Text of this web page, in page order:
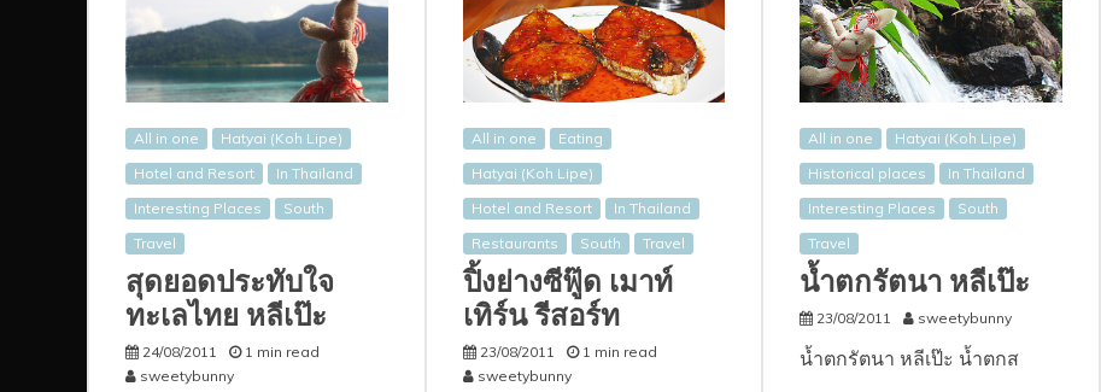
All in one
Hatyai (Koh Lipe)
Hotel and Resort
In Thailand
Interesting Places
South
Travel
สุดยอดประทับใจ
ทะเลไทย หลีเป๊ะ
24/08/2011
1 min read
sweetybunny
All in one
Eating
Hatyai (Koh Lipe)
Hotel and Resort
In Thailand
Restaurants
South Travel
ปิ้งย่างซีฟู๊ด เมาท์
เทิร์น รีสอร์ท
23/08/2011
1 min read
sweetybunny
All in one
Hatyai (Koh Lipe)
Historical places
In Thailand
Interesting Places
South
Travel
น้ำตกรัตนา หลีเป๊ะ
23/08/2011 sweetybunny
น้ำตกรัตนา หลีเป๊ะ น้ำตกส